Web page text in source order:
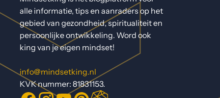
alle informatie, tips en aanraders op het
gebied van gezondheid, spiritualiteit en
persoonlijke ontwikkeling. Word ook
king van je eigen mindset!
info@mindsetking.nl
KVK nummer: 81831153.